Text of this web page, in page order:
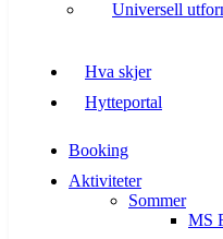
Universell
Hva skjer
Hytteportal
Booking
Aktiviteter
Sommer
MS